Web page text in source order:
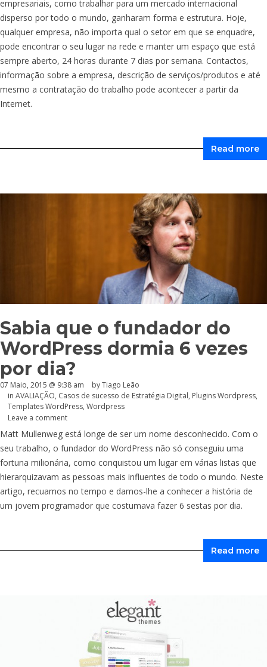
empresariais, como trabalhar para um mercado internacional
disperso por todo o mundo, ganharam forma e estrutura. Hoje,
qualquer empresa, não importa qual o setor em que se enquadre,
pode encontrar o seu lugar na rede e manter um espaço que está
sempre aberto, 24 horas durante 7 dias por semana. Contactos,
informação sobre a empresa, descrição de serviços/produtos e até
mesmo a contratação do trabalho pode acontecer a partir da
Internet.
Read more
Sabia que o fundador do
WordPress dormia 6 vezes
por dia?
07 Maio, 2015 @ 9:38 am
by Tiago Leão
in AVALIAÇÃO, Casos de sucesso de Estratégia Digital, Plugins Wordpress,
Templates WordPress, Wordpress
Leave a comment
Matt Mullenweg está longe de ser um nome desconhecido. Com o
seu trabalho, o fundador do WordPress não só conseguiu uma
fortuna milionária, como conquistou um lugar em várias listas que
hierarquizavam as pessoas mais influentes de todo o mundo. Neste
artigo, recuamos no tempo e damos-lhe a conhecer a história de
um jovem programador que costumava fazer 6 sestas por dia.
Read more